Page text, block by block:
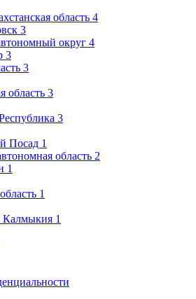
область 4
3
округ 4
3
3
область 3
3
Посад 1
область 2
1
1
Калмыкия 1